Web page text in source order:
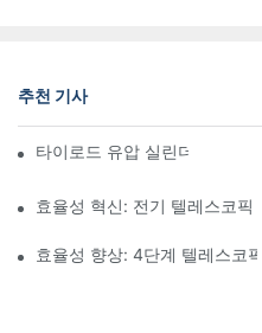
추천 기사
타이로드 유압 실린더의 기능
효율성 혁신: 전기 텔레스코픽
효율성 향상: 4단계 텔레스코